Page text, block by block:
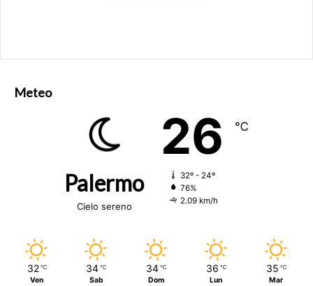
Meteo
Palermo
Cielo sereno
26 ℃
32º - 24º
76%
2.09 km/h
32 ℃
Ven
34 ℃
Sab
34 ℃
Dom
36 ℃
Lun
35 ℃
Mar